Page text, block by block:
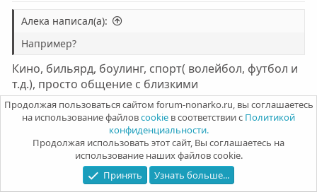
Алека написал(а):
Например?
Кино, бильярд, боулинг, спорт( волейбол, футбол и
т.д.), просто общение с близкими
Алека
Воспитатель-онлайн Команда форума
Продолжая пользоваться сайтом forum-nonarko.ru, вы соглашаетесь
на использование файловcookie в соответствии с Политикой
конфиденциальности.
Продолжая использовать этот сайт, Вы соглашаетесь на
использование наших файлов cookie.
Принять
Узнать больше...